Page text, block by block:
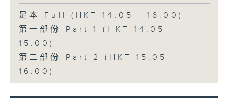
足本 Full (HKT 14:05 - 16:00)
第一部份 Part 1 (HKT 14:05 -
15:00)
第二部份 Part 2 (HKT 15:05 -
16:00)